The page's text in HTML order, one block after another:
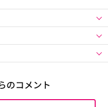
のコメント